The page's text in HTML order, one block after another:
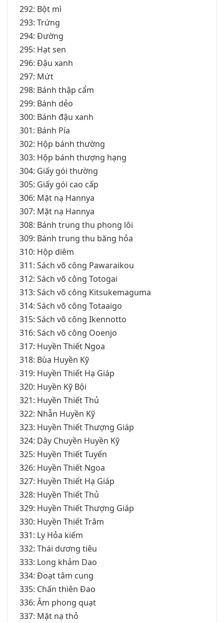
292: Bột mì
293: Trứng
294: Đường
295: Hạt sen
296: Đậu xanh
297: Mứt
298: Bánh thập cẩm
299: Bánh dẻo
300: Bánh đậu xanh
301: Bánh Pía
302: Hộp bánh thường
303: Hộp bánh thượng hạng
304: Giấy gói thường
305: Giấy gói cao cấp
306: Mặt nạ Hannya
307: Mặt nạ Hannya
308: Bánh trung thu phong lôi
309: Bánh trung thu băng hỏa
310: Hộp diêm
311: Sách võ công Pawaraikou
312: Sách võ công Totogai
313: Sách võ công Kitsukemaguma
314: Sách võ công Totaaigo
315: Sách võ công Ikennotto
316: Sách võ công Ooenjo
317: Huyền Thiết Ngoa
318: Bùa Huyền Kỹ
319: Huyền Thiết Hạ Giáp
320: Huyền Kỹ Bội
321: Huyền Thiết Thủ
322: Nhẫn Huyền Kỹ
323: Huyền Thiết Thượng Giáp
324: Dây Chuyền Huyền Kỹ
325: Huyền Thiết Tuyến
326: Huyền Thiết Ngoa
327: Huyền Thiết Hạ Giáp
328: Huyền Thiết Thủ
329: Huyền Thiết Thượng Giáp
330: Huyền Thiết Trâm
331: Ly Hỏa kiếm
332: Thái dương tiêu
333: Long khảm Dao
334: Đoạt tâm cung
335: Chấn thiên Đao
336: Âm phong quạt
337: Mặt nạ thỏ